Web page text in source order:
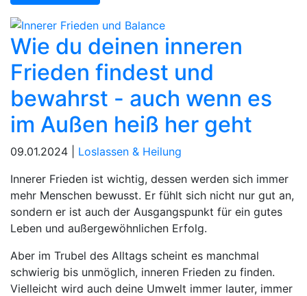
Wie du deinen inneren
Frieden findest und
bewahrst - auch wenn es
im Außen heiß her geht
09.01.2024 | Loslassen & Heilung
Innerer Frieden ist wichtig, dessen werden sich immer
mehr Menschen bewusst. Er fühlt sich nicht nur gut an,
sondern er ist auch der Ausgangspunkt für ein gutes
Leben und außergewöhnlichen Erfolg.
Aber im Trubel des Alltags scheint es manchmal
schwierig bis unmöglich, inneren Frieden zu finden.
Vielleicht wird auch deine Umwelt immer lauter, immer